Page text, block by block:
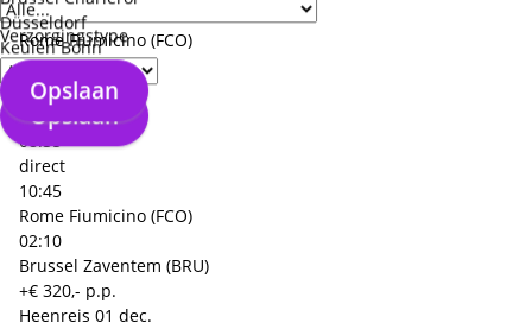
Verzorgingstype
Opslaan
Düsseldorf
Keulen Bonn
Opslaan
02:05
Rome Fiumicino (FCO)
Terugreis 03 dec.
03 dec.
08:35
direct
10:45
Rome Fiumicino (FCO)
02:10
Brussel Zaventem (BRU)
+€ 320,- p.p.
Heenreis 01 dec.